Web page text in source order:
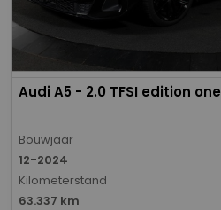
Audi A5 - 2.0 TFSI edition one
Bouwjaar
12-2024
Kilometerstand
63.337 km